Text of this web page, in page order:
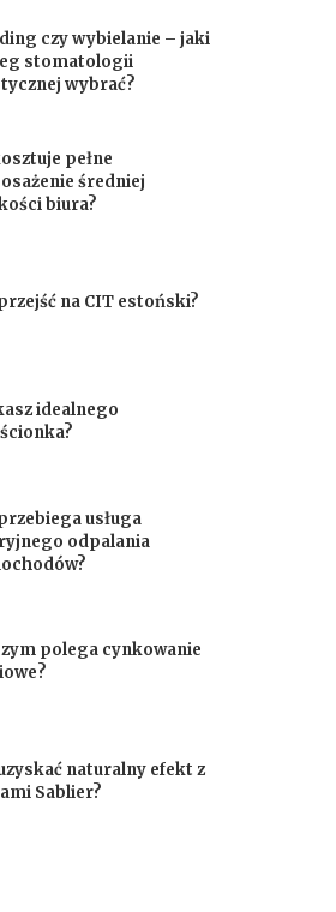
czy wybielanie – jaki
stomatologii
wybrać?
pełne
średniej
biura?
na CIT estoński?
idealnego
usługa
odpalania
polega cynkowanie
naturalny efekt z
Sablier?